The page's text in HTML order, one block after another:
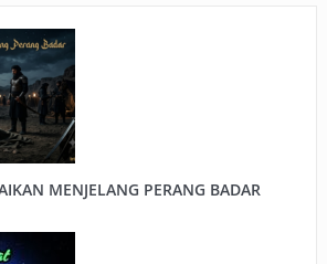
MENJELANG PERANG BADAR